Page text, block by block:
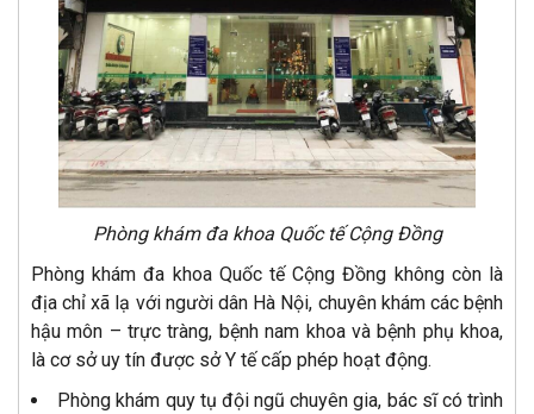
Phòng khám đa khoa Quốc tế Cộng Đồng
Phòng khám đa khoa Quốc tế Cộng Đồng không còn là
địa chỉ xã lạ với người dân Hà Nội, chuyên khám các bệnh
hậu môn – trực tràng, bệnh nam khoa và bệnh phụ khoa,
là cơ sở uy tín được sở Y tế cấp phép hoạt động.
Phòng khám quy tụ đội ngũ chuyên gia, bác sĩ có trình